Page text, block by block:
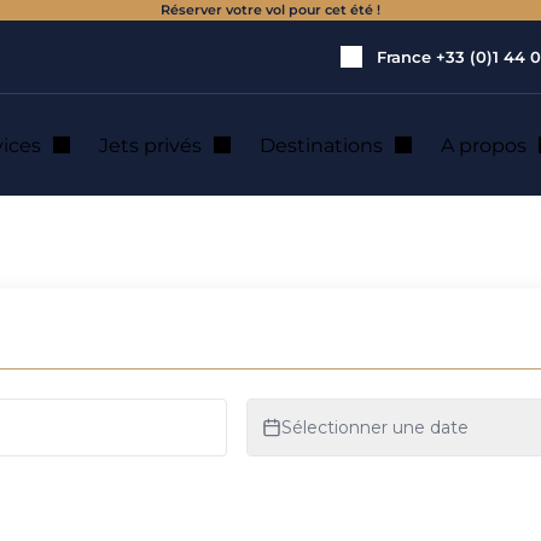
Réserver votre vol pour cet été !
France +33 (0)1 44
Jets privés Destinations A propos